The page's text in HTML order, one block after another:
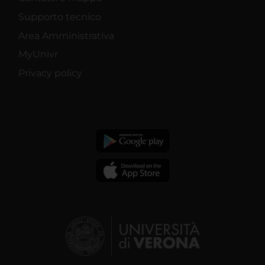
Supporto tecnico
Area Amministrativa
MyUnivr
Privacy policy